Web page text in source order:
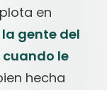
en
gente del
le
hecha